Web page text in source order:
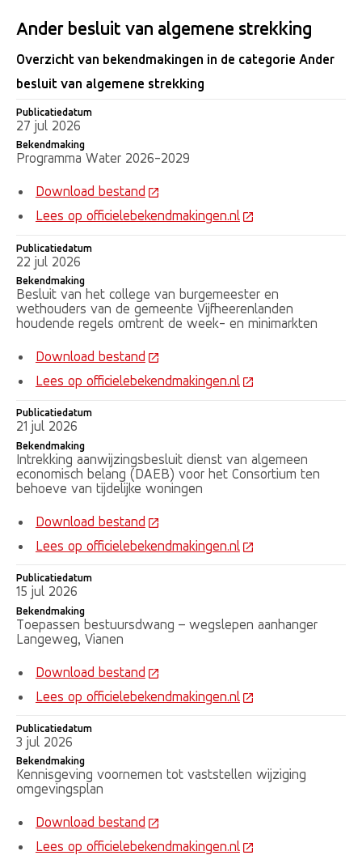
Ander besluit van algemene strekking
Overzicht van bekendmakingen in de categorie Ander
besluit van algemene strekking
Publicatiedatum
Publicatiedatum
27 jul 2026
Bekendmaking
Programma Water 2026-2029
Download bestand
Lees op officielebekendmakingen.nl
Publicatiedatum
22 jul 2026
Bekendmaking
Besluit van het college van burgemeester en
wethouders van de gemeente Vijfheerenlanden
houdende regels omtrent de week- en minimarkten
Download bestand
Lees op officielebekendmakingen.nl
Publicatiedatum
21 jul 2026
Bekendmaking
Intrekking aanwijzingsbesluit dienst van algemeen
economisch belang (DAEB) voor het Consortium ten
behoeve van tijdelijke woningen
Download bestand
Lees op officielebekendmakingen.nl
Publicatiedatum
15 jul 2026
Bekendmaking
Toepassen bestuursdwang – wegslepen aanhanger
Langeweg, Vianen
Download bestand
Lees op officielebekendmakingen.nl
Publicatiedatum
3 jul 2026
Bekendmaking
Kennisgeving voornemen tot vaststellen wijziging
omgevingsplan
Download bestand
Lees op officielebekendmakingen.nl